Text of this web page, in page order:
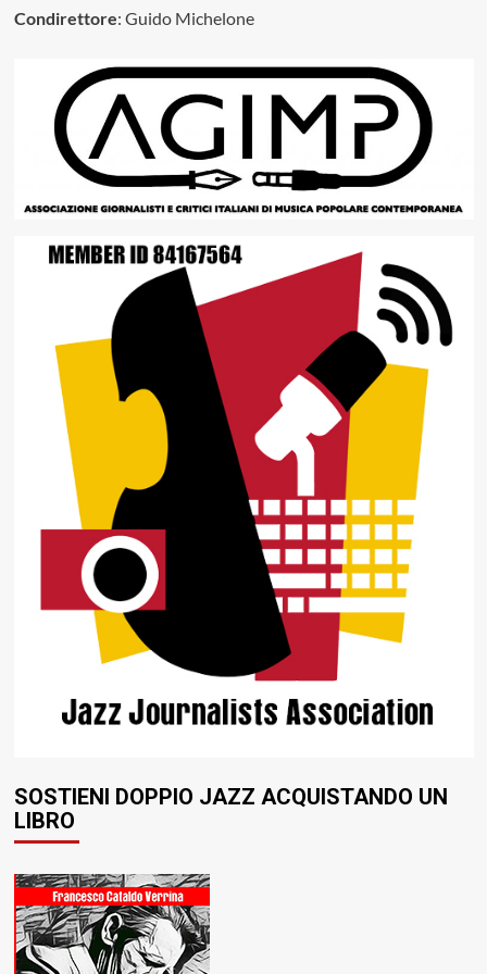
Condirettore: Guido Michelone
SOSTIENI DOPPIO JAZZ ACQUISTANDO UN
LIBRO